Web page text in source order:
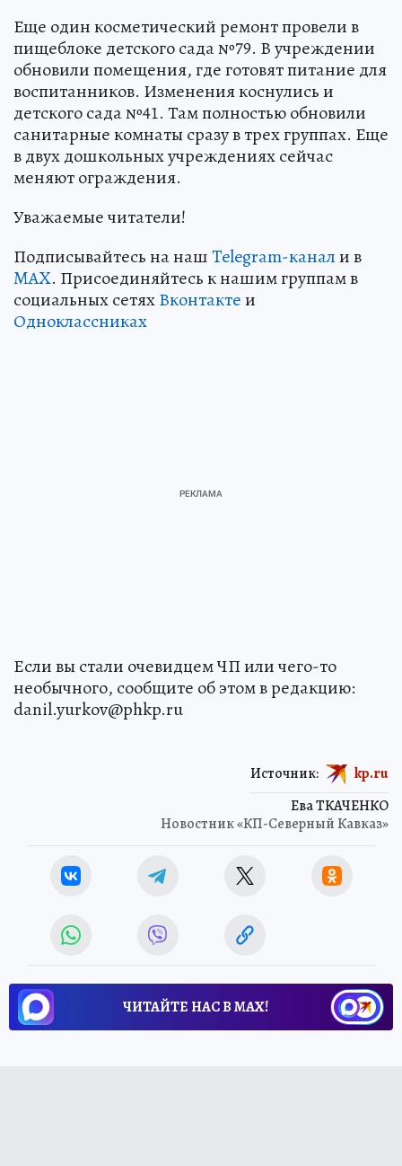
Еще один косметический ремонт провели в
пищеблоке детского сада №79. В учреждении
обновили помещения, где готовят питание для
воспитанников. Изменения коснулись и
детского сада №41. Там полностью обновили
санитарные комнаты сразу в трех группах. Еще
в двух дошкольных учреждениях сейчас
меняют ограждения.
Уважаемые читатели!
Подписывайтесь на нашTelegram-канали в
MAX. Присоединяйтесь к нашим группам в
социальных сетяхВконтактеи
Одноклассниках
Если вы стали очевидцем ЧП или чего-то
необычного, сообщите об этом в редакцию:
danil.yurkov@phkp.ru
Ева ТКАЧЕНКО
Новостник «КП-Северный Кавказ»
Источник: kp.ru
ЧИТАЙТЕ НАС В МАХ!